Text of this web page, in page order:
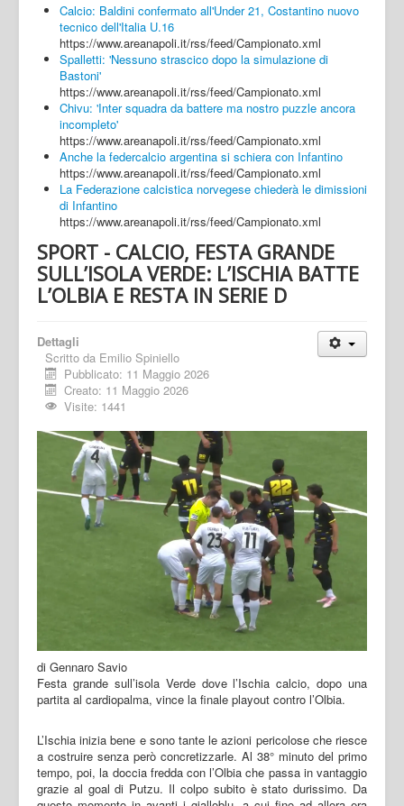
Calcio: Baldini confermato all'Under 21, Costantino nuovo
tecnico dell'Italia U.16
https://www.areanapoli.it/rss/feed/Campionato.xml
Spalletti: 'Nessuno strascico dopo la simulazione di
Bastoni'
https://www.areanapoli.it/rss/feed/Campionato.xml
Chivu: 'Inter squadra da battere ma nostro puzzle ancora
incompleto'
https://www.areanapoli.it/rss/feed/Campionato.xml
Anche la federcalcio argentina si schiera con Infantino
https://www.areanapoli.it/rss/feed/Campionato.xml
La Federazione calcistica norvegese chiederà le dimissioni
di Infantino
https://www.areanapoli.it/rss/feed/Campionato.xml
SPORT - CALCIO, FESTA GRANDE
SULL’ISOLA VERDE: L’ISCHIA BATTE
L’OLBIA E RESTA IN SERIE D
Dettagli
Scritto da Emilio Spiniello
Pubblicato: 11 Maggio 2026
Creato: 11 Maggio 2026
Visite: 1441
di Gennaro Savio
Festa grande sull’isola Verde dove l’Ischia calcio, dopo una
partita al cardiopalma, vince la finale playout contro l’Olbia.
L’Ischia inizia bene e sono tante le azioni pericolose che riesce
a costruire senza però concretizzarle. Al 38° minuto del primo
tempo, poi, la doccia fredda con l’Olbia che passa in vantaggio
grazie al goal di Putzu. Il colpo subito è stato durissimo. Da